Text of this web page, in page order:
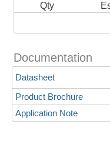
Qty
Documentation
Datasheet
Product Brochure
Application Note